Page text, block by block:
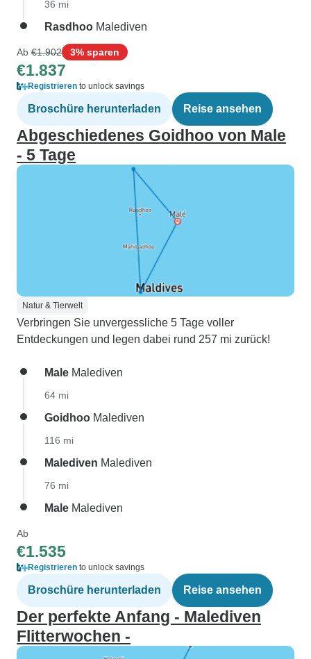
36 mi
Rasdhoo Malediven
Ab €1.902 3% sparen
€1.837
Registrieren to unlock savings
Broschüre herunterladen Reise ansehen
Abgeschiedenes Goidhoo von Male
- 5 Tage
Natur & Tierwelt
Verbringen Sie unvergessliche 5 Tage voller
Entdeckungen und legen dabei rund 257 mi zurück!
Male Malediven
64 mi
Goidhoo Malediven
116 mi
Malediven Malediven
76 mi
Male Malediven
Ab
€1.535
Registrieren to unlock savings
Broschüre herunterladen Reise ansehen
Der perfekte Anfang - Malediven
Flitterwochen -